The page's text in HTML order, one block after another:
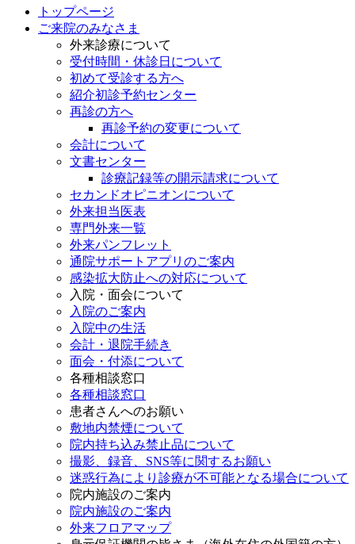
トップページ
ご来院のみなさま
外来診療について
受付時間・休診日について
初めて受診する方へ
紹介初診予約センター
再診の方へ
再診予約の変更について
会計について
文書センター
診療記録等の開示請求について
セカンドオピニオンについて
外来担当医表
専門外来一覧
外来パンフレット
通院サポートアプリのご案内
感染拡大防止への対応について
入院・面会について
入院のご案内
入院中の生活
会計・退院手続き
面会・付添について
各種相談窓口
各種相談窓口
患者さんへのお願い
敷地内禁煙について
院内持ち込み禁止品について
撮影、録音、SNS等に関するお願い
迷惑行為により診療が不可能となる場合について
院内施設のご案内
院内施設のご案内
外来フロアマップ